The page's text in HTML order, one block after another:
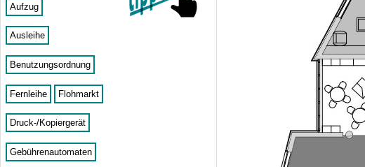
Aufzug
Ausleihe
Benutzungsordnung
Fernleihe Flohmarkt
Druck-/Kopiergerät
Gebührenautomaten